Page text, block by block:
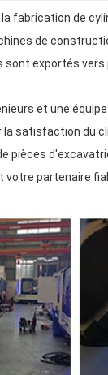
fabrication de
de
exportés
et une
satisfaction du
pièces
votre partenaire